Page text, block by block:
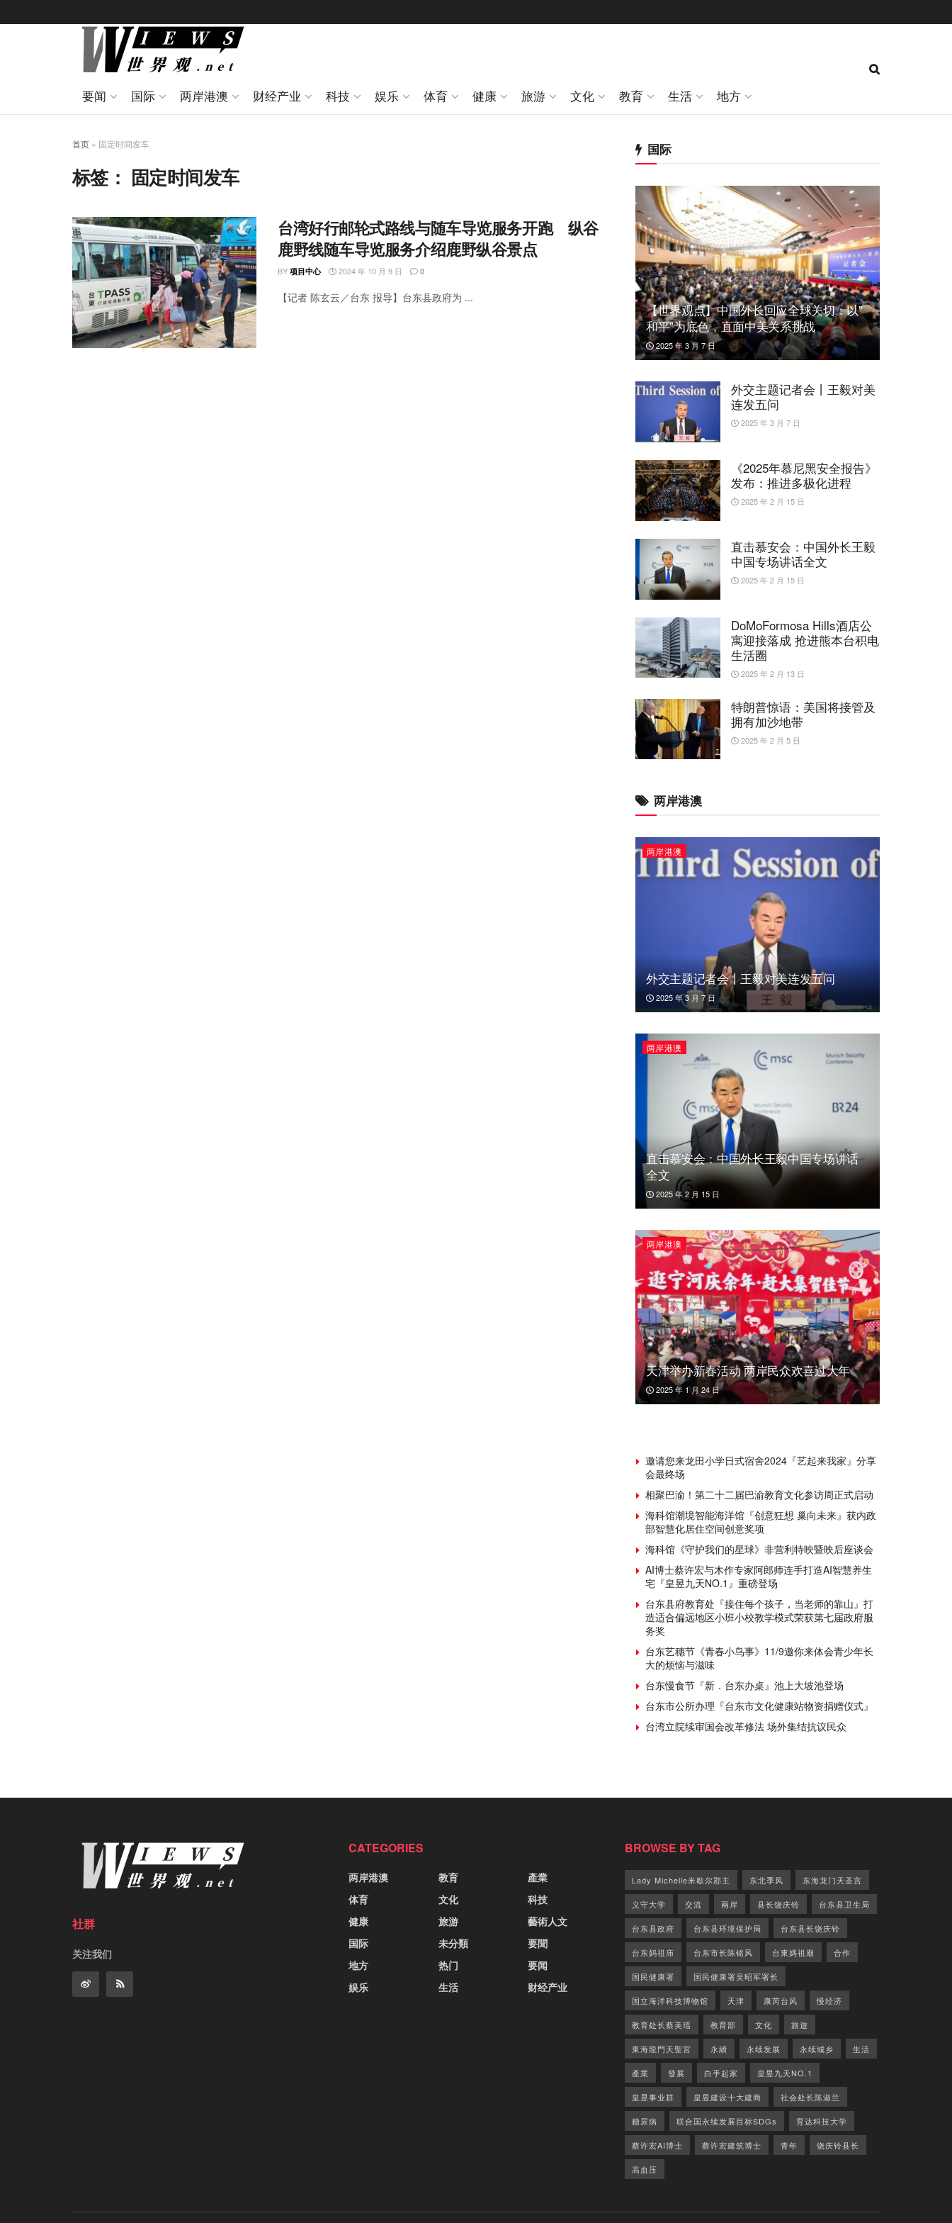
要闻 国际 两岸港澳 财经产业 科技 娱乐 体育 健康 旅游 文化 教育 生活 地方
首页 » 固定时间发车
标签： 固定时间发车
台湾好行邮轮式路线与随车导览服务开跑 纵谷
鹿野线随车导览服务介绍鹿野纵谷景点
BY 项目中心 2024 年 10 月 9 日 0
【记者 陈玄云／台东 报导】台东县政府为 ...
国际
【世界观点】中国外长回应全球关切：以”
和平”为底色，直面中美关系挑战
2025 年 3 月 7 日
外交主题记者会丨王毅对美
连发五问
2025 年 3 月 7 日
《2025年慕尼黑安全报告》
发布：推进多极化进程
2025 年 2 月 15 日
直击慕安会：中国外长王毅
中国专场讲话全文
2025 年 2 月 15 日
DoMoFormosa Hills酒店公
寓迎接落成 抢进熊本台积电
生活圈
2025 年 2 月 13 日
特朗普惊语：美国将接管及
拥有加沙地带
2025 年 2 月 5 日
两岸港澳
两岸港澳
外交主题记者会丨王毅对美连发五问
2025 年 3 月 7 日
两岸港澳
直击慕安会：中国外长王毅中国专场讲话
全文
2025 年 2 月 15 日
两岸港澳
天津举办新春活动 两岸民众欢喜过大年
2025 年 1 月 24 日
邀请您来龙田小学日式宿舍2024『艺起来我家』分享
会最终场
相聚巴渝！第二十二届巴渝教育文化参访周正式启动
海科馆潮境智能海洋馆『创意狂想 巢向未来』获内政
部智慧化居住空间创意奖项
海科馆《守护我们的星球》非营利特映暨映后座谈会
AI博士蔡许宏与木作专家阿郎师连手打造AI智慧养生
宅『皇昱九天NO.1』重磅登场
台东县府教育处『接住每个孩子，当老师的靠山』打
造适合偏远地区小班小校教学模式荣获第七届政府服
务奖
台东艺穗节《青春小鸟事》11/9邀你来体会青少年长
大的烦恼与滋味
台东慢食节『新．台东办桌』池上大坡池登场
台东市公所办理『台东市文化健康站物资捐赠仪式』
台湾立院续审国会改革修法 场外集结抗议民众
社群
关注我们
CATEGORIES
两岸港澳
体育
健康
国际
地方
娱乐
教育
文化
旅游
未分類
热门
生活
產業
科技
藝術人文
要聞
要闻
财经产业
BROWSE BY TAG
Lady Michelle米歇尔郡主 东北季风 东海龙门天圣宫
义守大学 交流 兩岸 县长饶庆铃 台东县卫生局
台东县政府 台东县环境保护局 台东县长饶庆铃
台东妈祖庙 台东市长陈铭风 台東媽祖廟 合作
国民健康署 国民健康署吴昭军署长
国立海洋科技博物馆 天津 康芮台风 慢经济
教育处长蔡美瑶 教育部 文化 旅遊
東海龍門天聖宮 永續 永续发展 永续城乡 生活
產業 發展 白手起家 皇昱九天NO.1
皇昱事业群 皇昱建设十大建商 社会处长陈淑兰
糖尿病 联合国永续发展目标SDGs 育达科技大学
蔡许宏AI博士 蔡许宏建筑博士 青年 饶庆铃县长
高血压